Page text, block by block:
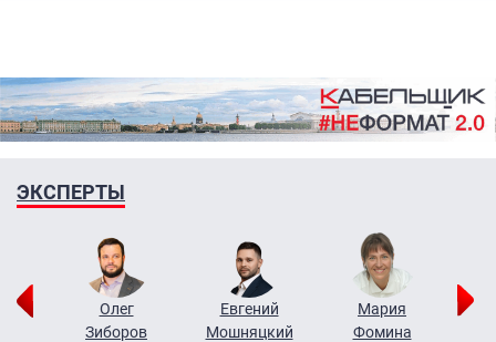
ЭКСПЕРТЫ
Олег
Зиборов
Евгений
Мошняцкий
Мария
Фомина